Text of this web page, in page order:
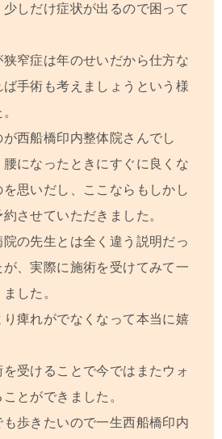
しだけ症状が出るので困って
窄症は年のせいだから仕方な
手術も考えましょうという様
西船橋印内整体院さんでし
になったときにすぐに良くな
思いだし、ここならもしかし
させていただきました。
の先生とは全く違う説明だっ
、実際に施術を受けてみて一
した。
痺れがでなくなって本当に嬉
受けることで今ではまたウォ
とができました。
歩きたいので一生西船橋印内